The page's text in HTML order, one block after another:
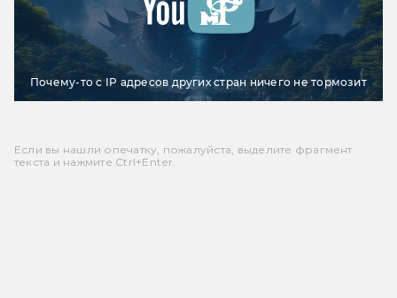
Почему-то с IP адресов других стран ничего не тормозит
Если вы нашли опечатку, пожалуйста, выделите фрагмент
текста и нажмите Ctrl+Enter.